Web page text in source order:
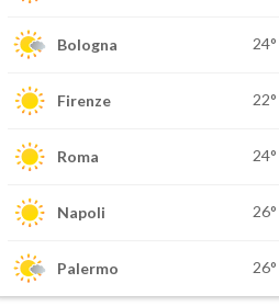
Bologna 24°
Firenze 22°
Roma 24°
Napoli 26°
Palermo 26°